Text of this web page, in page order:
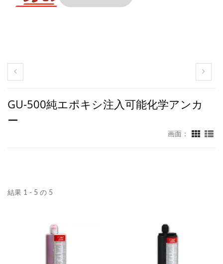
GU-500純エポキシ注入可能化学アンカ
ー
画面：
結果 1 - 5 の 5